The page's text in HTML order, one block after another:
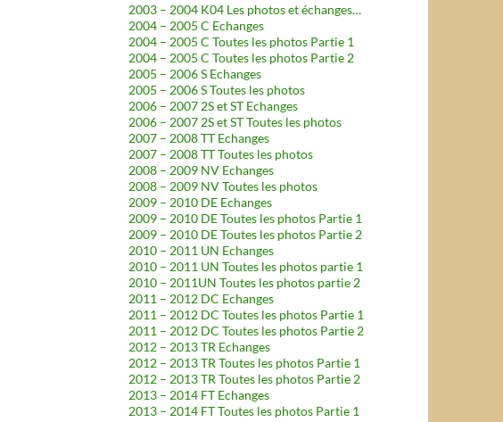
2003 – 2004 K04 Les photos et échanges…
2004 – 2005 C Echanges
2004 – 2005 C Toutes les photos Partie 1
2004 – 2005 C Toutes les photos Partie 2
2005 – 2006 S Echanges
2005 – 2006 S Toutes les photos
2006 – 2007 2S et ST Echanges
2006 – 2007 2S et ST Toutes les photos
2007 – 2008 TT Echanges
2007 – 2008 TT Toutes les photos
2008 – 2009 NV Echanges
2008 – 2009 NV Toutes les photos
2009 – 2010 DE Echanges
2009 – 2010 DE Toutes les photos Partie 1
2009 – 2010 DE Toutes les photos Partie 2
2010 – 2011 UN Echanges
2010 – 2011 UN Toutes les photos partie 1
2010 – 2011UN Toutes les photos partie 2
2011 – 2012 DC Echanges
2011 – 2012 DC Toutes les photos Partie 1
2011 – 2012 DC Toutes les photos Partie 2
2012 – 2013 TR Echanges
2012 – 2013 TR Toutes les photos Partie 1
2012 – 2013 TR Toutes les photos Partie 2
2013 – 2014 FT Echanges
2013 – 2014 FT Toutes les photos Partie 1